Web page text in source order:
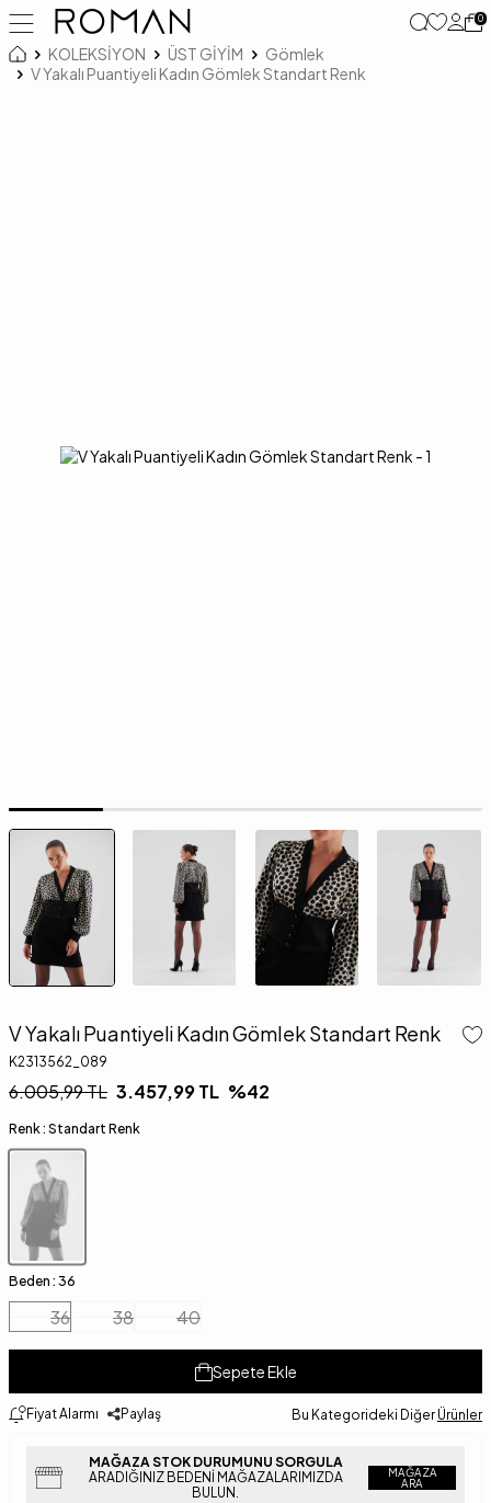
0
KOLEKSİYON ÜST GİYİM
Gömlek
V Yakalı Puantiyeli Kadın Gömlek Standart Renk
V Yakalı Puantiyeli Kadın Gömlek Standart Renk
K2313562_089
6.005,99TL 3.457,99TL %42
Renk : Standart Renk
Beden : 36
36 38 40
Sepete Ekle
Fiyat Alarmı Paylaş Bu Kategorideki Diğer Ürünler
MAĞAZA STOK DURUMUNU SORGULA
ARADIĞINIZ BEDENI MAĞAZALARIMIZDA
BULUN.
MAĞAZA
ARA